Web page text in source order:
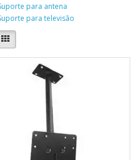
para antena
para televisão